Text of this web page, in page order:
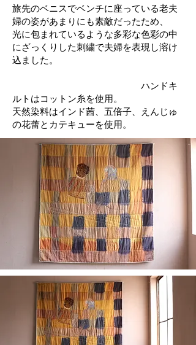
旅先のベニスでベンチに座っている老夫
婦の姿があまりにも素敵だったため、
光に包まれているような多彩な色彩の中
にざっくりした刺繍で夫婦を表現し溶け
込ました。
ハンドキ
ルトはコットン糸を使用。
天然染料はインド茜、五倍子、えんじゅ
の花蕾とカテキューを使用。